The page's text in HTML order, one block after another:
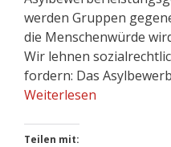
werden Gruppen
die Menschenwürde
Wir lehnen
fordern: Das
Weiterlesen
Teilen mit: